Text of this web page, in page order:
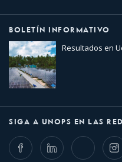
BOLETÍN INFORMATIVO
Resultados en
SIGA A UNOPS EN LAS
FacebookLinkedIn Twitter